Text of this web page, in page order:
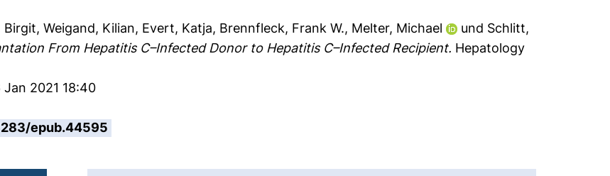
Birgit,Weigand, Kilian, Evert, Katja, Brennfleck, Frank W., Melter, Michael und Schlitt,
From Hepatitis C–Infected Donor to Hepatitis C–Infected Recipient. Hepatology
2021 18:40
epub.44595